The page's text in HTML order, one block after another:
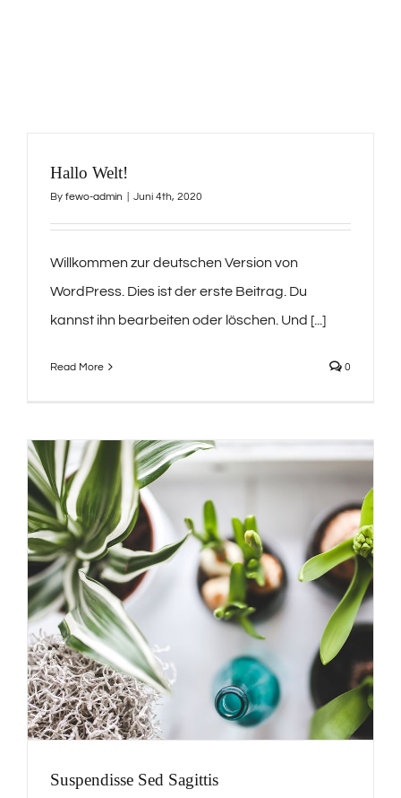
Hallo Welt!
By fewo-admin Juni 4th, 2020
Willkommen zur deutschen Version von
WordPress. Dies ist der erste Beitrag. Du
kannst ihn bearbeiten oder löschen. Und [...]
Read More 0
Suspendisse Sed Sagittis